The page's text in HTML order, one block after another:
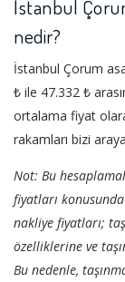
İstanbul
nedir?
İstanbul Çorum
₺ ile 47.332 ₺
ortalama fiyat
rakamları bizi
Not: Bu
fiyatları
nakliye fiyatları;
özelliklerine ve
Bu nedenle,